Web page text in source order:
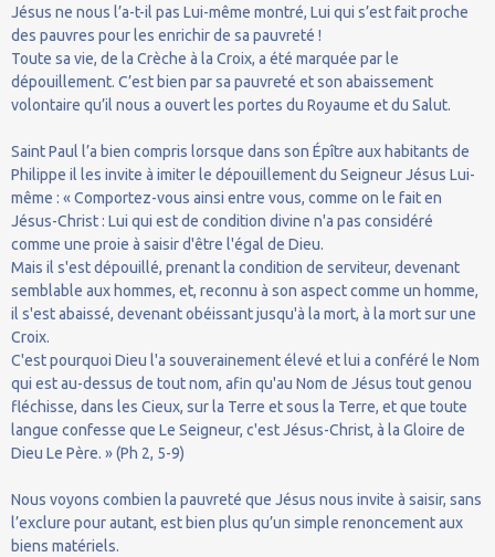
Jésus ne nous l’a-t-il pas Lui-même montré, Lui qui s’est fait proche
des pauvres pour les enrichir de sa pauvreté !
Toute sa vie, de la Crèche à la Croix, a été marquée par le
dépouillement. C’est bien par sa pauvreté et son abaissement
volontaire qu’il nous a ouvert les portes du Royaume et du Salut.
Saint Paul l’a bien compris lorsque dans son Épître aux habitants de
Philippe il les invite à imiter le dépouillement du Seigneur Jésus Lui-
même : « Comportez-vous ainsi entre vous, comme on le fait en
Jésus-Christ : Lui qui est de condition divine n'a pas considéré
comme une proie à saisir d'être l'égal de Dieu.
Mais il s'est dépouillé, prenant la condition de serviteur, devenant
semblable aux hommes, et, reconnu à son aspect comme un homme,
il s'est abaissé, devenant obéissant jusqu'à la mort, à la mort sur une
Croix.
C'est pourquoi Dieu l'a souverainement élevé et lui a conféré le Nom
qui est au-dessus de tout nom, afin qu'au Nom de Jésus tout genou
fléchisse, dans les Cieux, sur la Terre et sous la Terre, et que toute
langue confesse que Le Seigneur, c'est Jésus-Christ, à la Gloire de
Dieu Le Père. » (Ph 2, 5-9)
Nous voyons combien la pauvreté que Jésus nous invite à saisir, sans
l’exclure pour autant, est bien plus qu’un simple renoncement aux
biens matériels.